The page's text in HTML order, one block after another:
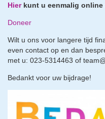
Hierkunt u eenmalig online
Doneer
Wilt u ons voor langere tijd
even contact op en dan
met u: 023-5314463 of
Bedankt voor uw bijdrage!